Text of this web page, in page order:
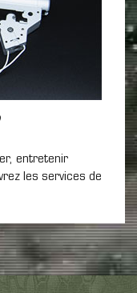
entretenir
les services de